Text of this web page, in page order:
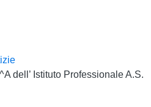
dell’ Istituto Professionale A.S.